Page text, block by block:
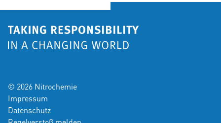
© 2026 Nitrochemie
Impressum
Datenschutz